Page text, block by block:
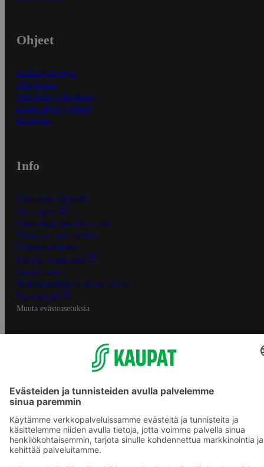
Ohjeet
Ensitilaajan ohjeet
Näin maksat
Näin tilaat ja muokkaat
Kaikki ohjeet ja vinkit
In English
Info
S-Business yrityksille
Oiva-raportit
Osuuskauppojen yhteystiedot
Tilaus- ja toimitusehdot
Tietosuojakäytäntö
Palvelun käyttöehdot
Saavutettavuus
Mobiilisovelluksen saavutettavuus
Mainostajalle
Muuta evästeasetuksia
S-ryhmän palvelut
S-ryhmä
Asiakasomistajuus
S-ostoslista -sovellus
Prisma.fi
Sokos.fi